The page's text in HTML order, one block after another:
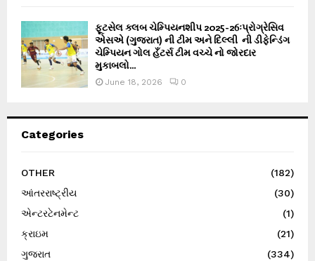
ફૂટસેલ ક્લબ ચેમ્પિયનશીપ 2025-26ઃપ્રોગ્રેસિવ
એસએ (ગુજરાત) ની ટીમ અને દિલ્લી ની ડીફેન્ડિંગ
ચેમ્પિયન ગોલ હઁટર્સ ટીમ વચ્ચે નો જોરદાર
મુકાબલો...
June 18, 2026 0
Categories
OTHER
(182)
આંતરરાષ્ટ્રીય
(30)
એન્ટરટેનમેન્ટ
(1)
ક્રાઇમ
(21)
ગુજરાત
(334)